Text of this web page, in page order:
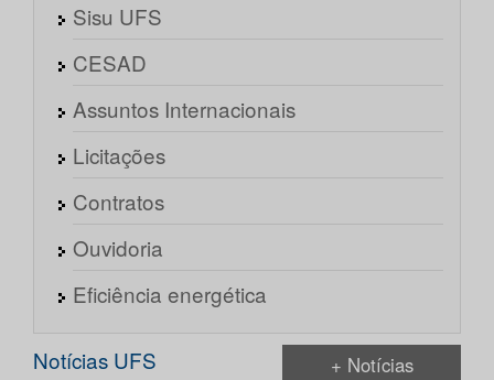
Sisu UFS
CESAD
Assuntos Internacionais
Licitações
Contratos
Ouvidoria
Eficiência energética
Notícias UFS + Notícias